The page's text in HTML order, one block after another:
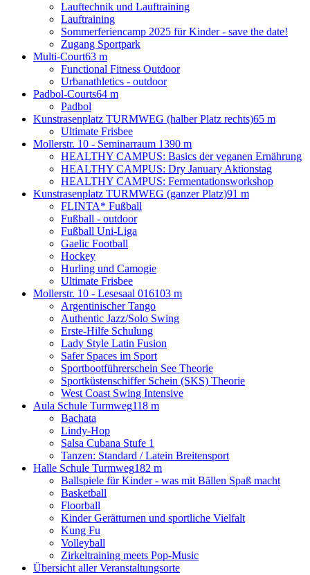
Lauftechnik und Lauftraining
Lauftraining
Sommerferiencamp 2025 für Kinder - save the date!
Zugang Sportpark
Multi-Court63 m
Functional Fitness Outdoor
Urbanathletics - outdoor
Padbol-Courts64 m
Padbol
Kunstrasenplatz TURMWEG (halber Platz rechts)65 m
Ultimate Frisbee
Mollerstr. 10 - Seminarraum 1390 m
HEALTHY CAMPUS: Basics der veganen Ernährung
HEALTHY CAMPUS: Dry January Aktionstag
HEALTHY CAMPUS: Fermentationsworkshop
Kunstrasenplatz TURMWEG (ganzer Platz)91 m
FLINTA* Fußball
Fußball - outdoor
Fußball Uni-Liga
Gaelic Football
Hockey
Hurling und Camogie
Ultimate Frisbee
Mollerstr. 10 - Lesesaal 016103 m
Argentinischer Tango
Authentic Jazz/Solo Swing
Erste-Hilfe Schulung
Lady Style Latin Fusion
Safer Spaces im Sport
Sportbootführerschein See Theorie
Sportküstenschiffer Schein (SKS) Theorie
West Coast Swing Intensive
Aula Schule Turmweg118 m
Bachata
Lindy-Hop
Salsa Cubana Stufe 1
Tanzen: Standard / Latein Breitensport
Halle Schule Turmweg182 m
Ballspiele für Kinder - was mit Bällen Spaß macht
Basketball
Floorball
Kinder Gerätturnen und sportliche Vielfalt
Kung Fu
Volleyball
Zirkeltraining meets Pop-Music
Übersicht aller Veranstaltungsorte